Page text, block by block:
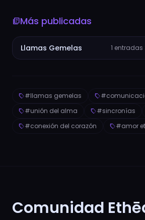
library_booksMás publicadas
Llamas Gemelas 1 entradas
sell#llamas gemelas sell
sell#unión del alma sell#sincronías
sell#conexión del corazón sell#amor
Comunidad